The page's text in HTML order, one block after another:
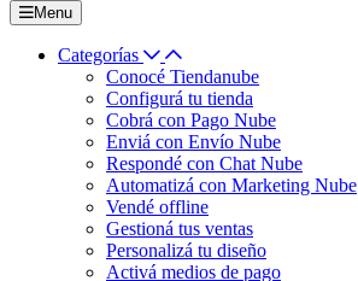
Menu
Categorías
Conocé Tiendanube
Configurá tu tienda
Cobrá con Pago Nube
Enviá con Envío Nube
Respondé con Chat Nube
Automatizá con Marketing Nube
Vendé offline
Gestioná tus ventas
Personalizá tu diseño
Activá medios de pago